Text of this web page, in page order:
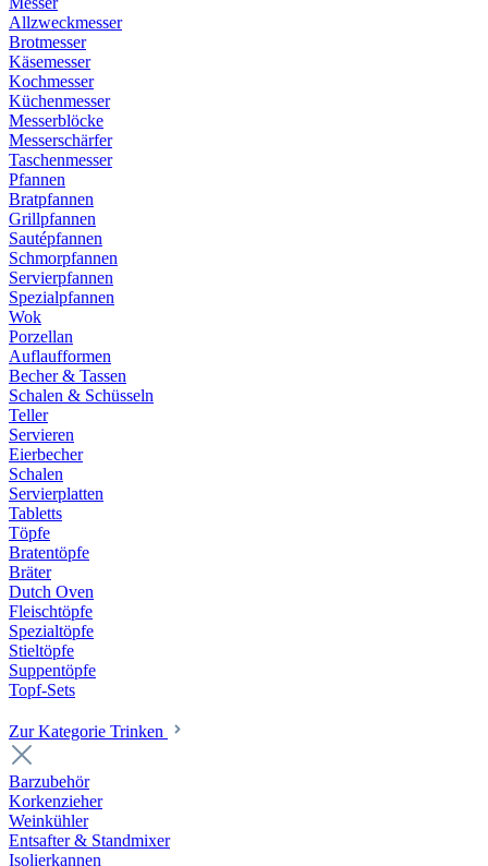
Allzweckmesser
Brotmesser
Käsemesser
Kochmesser
Küchenmesser
Messerblöcke
Messerschärfer
Taschenmesser
Pfannen
Bratpfannen
Grillpfannen
Sautépfannen
Schmorpfannen
Servierpfannen
Spezialpfannen
Wok
Porzellan
Auflaufformen
Becher & Tassen
Schalen & Schüsseln
Teller
Servieren
Eierbecher
Schalen
Servierplatten
Tabletts
Töpfe
Bratentöpfe
Bräter
Dutch Oven
Fleischtöpfe
Spezialtöpfe
Stieltöpfe
Suppentöpfe
Topf-Sets
Zur Kategorie Trinken
Barzubehör
Korkenzieher
Weinkühler
Entsafter & Standmixer
Isolierkannen